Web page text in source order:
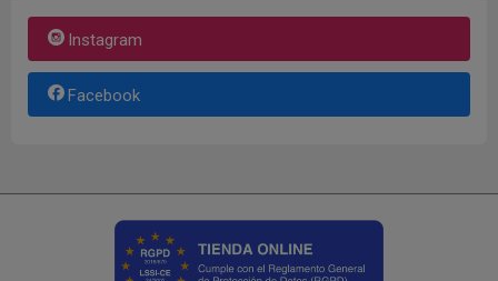
Instagram
Facebook